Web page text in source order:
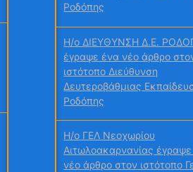
Ροδόπης
H/o ΔΙΕΥΘΥΝΣΗ Δ.Ε.
έγραψε ένα νέο άρθρο
ιστότοπο Διεύθυνση
Δευτεροβάθμιας
Ροδόπης
H/o ΓΕΛ Νεοχωρίου
Αιτωλοακαρνανίας
νέο άρθρο στον ιστότοπο